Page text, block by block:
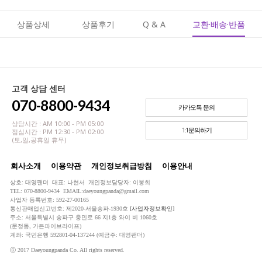
상품상세 상품후기 Q & A 교환·배송·반품
고객 상담 센터
070-8800-9434
상담시간 : AM 10:00 - PM 05:00
점심시간 : PM 12:30 - PM 02:00
(토,일,공휴일 휴무)
카카오톡 문의
1:1문의하기
회사소개 이용약관 개인정보취급방침 이용안내
상호: 대영팬더 대표: 나현서 개인정보담당자: 이봉희
TEL: 070-8800-9434 EMAIL:daeyoungpanda@gmail.com
사업자 등록번호: 592-27-00165
통신판매업신고번호: 제2020-서울송파-1930호 [사업자정보확인]
주소: 서울특별시 송파구 충민로 66 지1층 와이 비 1060호
(문정동, 가든파이브라이프)
계좌: 국민은행 592801-04-137244 (예금주: 대영팬더)
ⓒ 2017 Daeyoungpanda Co. All rights reserved.